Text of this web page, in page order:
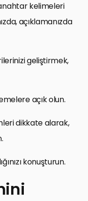
kelimeleri
açıklamanızda
geliştirmek,
açık olun.
dikkate alarak,
konuşturun.